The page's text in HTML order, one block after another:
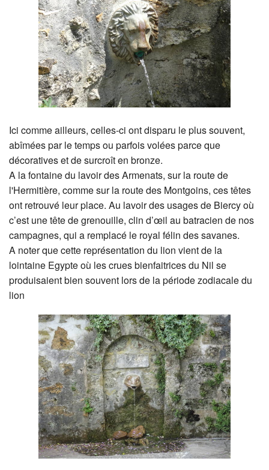
Ici comme ailleurs, celles-ci ont disparu le plus souvent,
abîmées par le temps ou parfois volées parce que
décoratives et de surcroît en bronze.
A la fontaine du lavoir des Armenats, sur la route de
l'Hermitière, comme sur la route des Montgoins, ces têtes
ont retrouvé leur place. Au lavoir des usages de Biercy où
c’est une tête de grenouille, clin d’œil au batracien de nos
campagnes, qui a remplacé le royal félin des savanes.
A noter que cette représentation du lion vient de la
lointaine Egypte où les crues bienfaitrices du Nil se
produisaient bien souvent lors de la période zodiacale du
lion